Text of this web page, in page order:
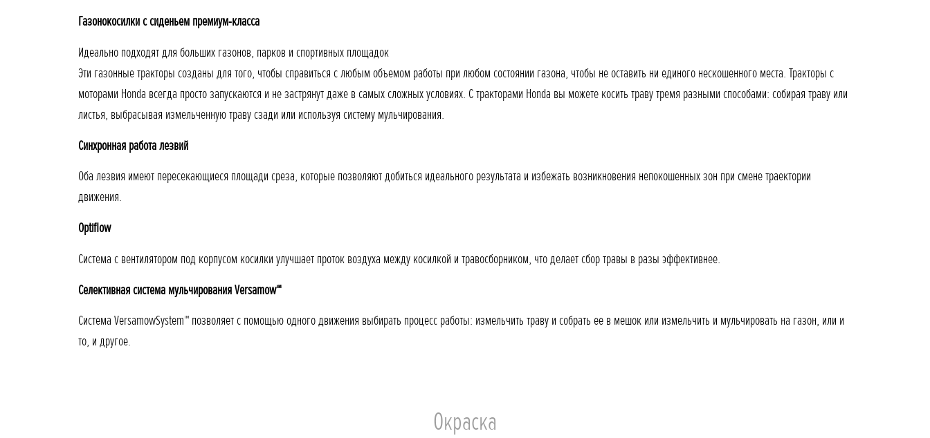
Газонокосилки с сиденьем премиум-класса
Идеально подходят для больших газонов, парков и спортивных площадок
Эти газонные тракторы созданы для того, чтобы справиться с любым объемом работы при любом состоянии газона, чтобы не оставить ни единого нескошенного места. Тракторы с
моторами Honda всегда просто запускаются и не застрянут даже в самых сложных условиях. С тракторами Honda вы можете косить траву тремя разными способами: собирая траву или
листья, выбрасывая измельченную траву сзади или используя систему мульчирования.
Cинхронная работа лезвий
Оба лезвия имеют пересекающиеся площади среза, которые позволяют добиться идеального результата и избежать возникновения непокошенных зон при смене траектории
движения.
Optiflow
Cистема с вентилятором под корпусом косилки улучшает проток воздуха между косилкой и травосборником, что делает сбор травы в разы эффективнее.
Селективная система мульчирования Versamow™
Система VersamowSystem™ позволяет с помощью одного движения выбирать процесс работы: измельчить траву и собрать ее в мешок или измельчить и мульчировать на газон, или и
то, и другое.
Окраска